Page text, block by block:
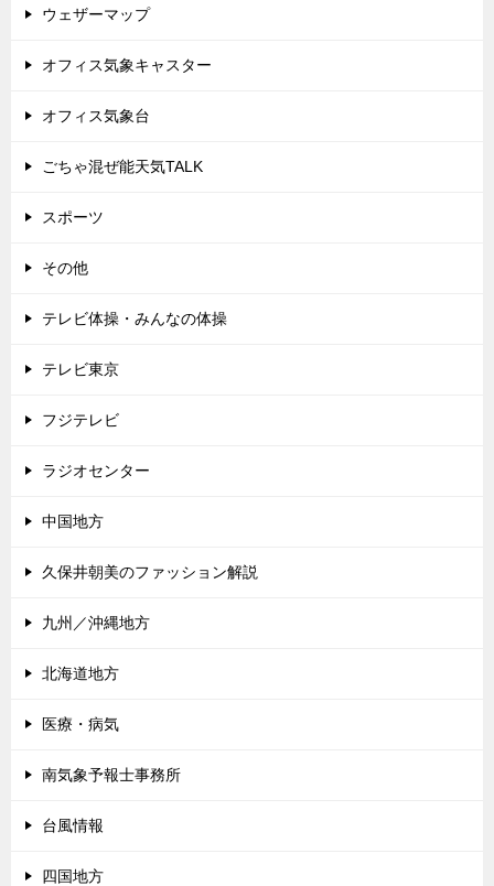
ウェザーマップ
オフィス気象キャスター
オフィス気象台
ごちゃ混ぜ能天気TALK
スポーツ
その他
テレビ体操・みんなの体操
テレビ東京
フジテレビ
ラジオセンター
中国地方
久保井朝美のファッション解説
九州／沖縄地方
北海道地方
医療・病気
南気象予報士事務所
台風情報
四国地方